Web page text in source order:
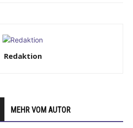
Redaktion
MEHR VOM AUTOR